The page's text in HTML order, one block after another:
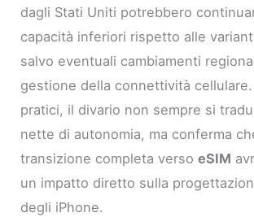
dagli Stati Uniti potrebbero
capacità inferiori rispetto alle
salvo eventuali cambiamenti
gestione della connettività
pratici, il divario non sempre si
nette di autonomia, ma conferma
transizione completa versoeSIM
un impatto diretto sulla
degli iPhone.